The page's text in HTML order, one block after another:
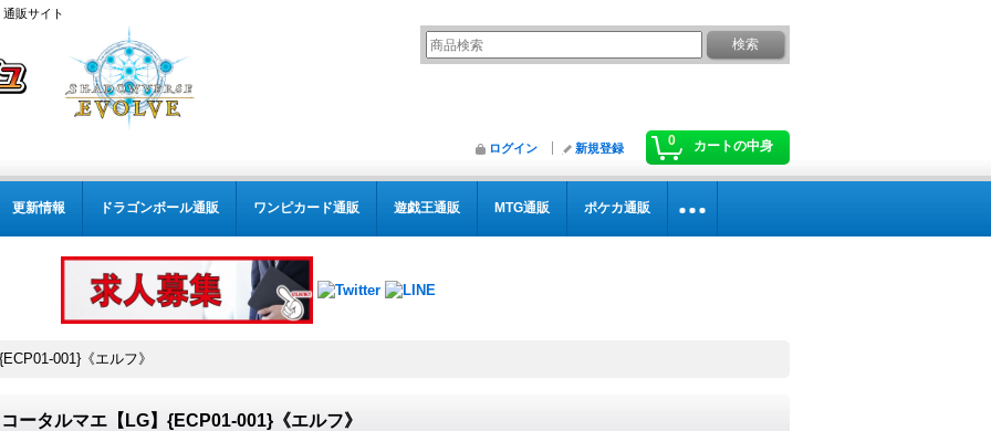
販サイト
0 カートの中身
ログイン 新規登録
更新情報 ドラゴンボール通販 ワンピカード通販 遊戯王通販 MTG通販 ポケカ通販
001}《エルフ》
ータルマエ【LG】{ECP01-001}《エルフ》